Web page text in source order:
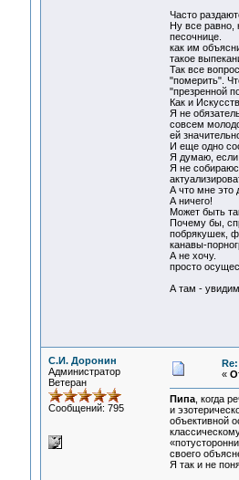
Часто
Ну все равно,
песочнице.
как им
такое
Так все
"померить".
"презренной
Как и
Я не
совсем
ей
И еще одно
Я думаю, если
Я не
А что мне это
А ничего!
Может быть
Почему бы,
побрякушек,
канавы-
А не хочу.
просто
А там -
С.И. Доронин
Администратор
Ветеран
Сообщений: 795
«
Пипа, когда
и
объективной
своего
Я так и не